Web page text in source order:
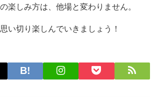
楽しみ方は、他場と変わりません。
い切り楽しんでいきましょう！